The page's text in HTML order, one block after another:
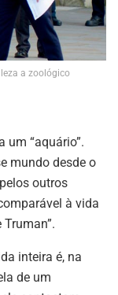
a zoológico
um “aquário”.
mundo desde o
outros
à vida
inteira é, na
de um